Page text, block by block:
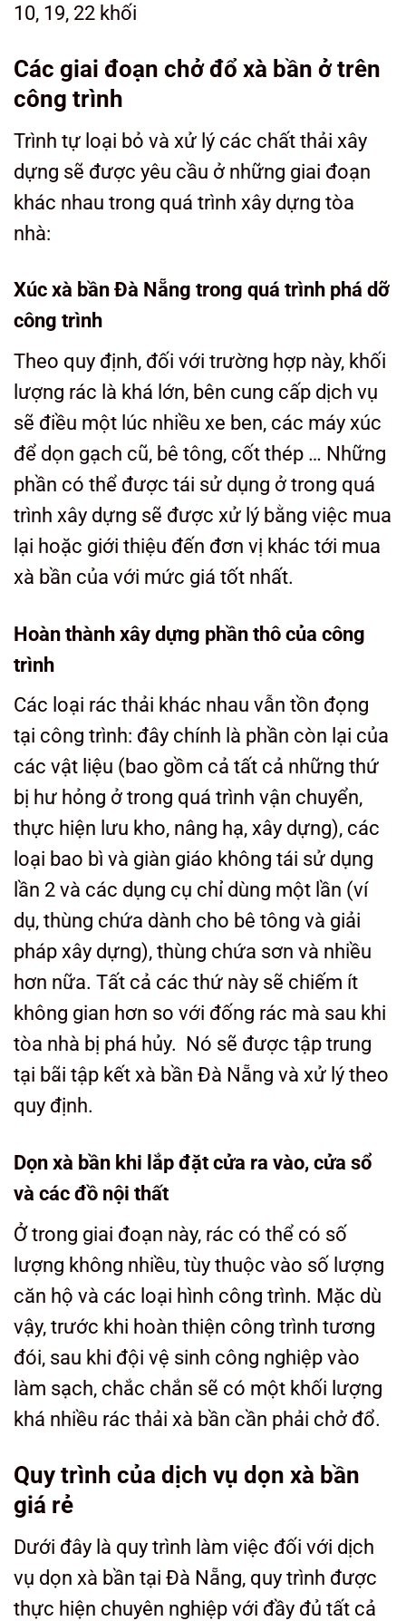
10, 19, 22 khối
Các giai đoạn chở đổ xà bần ở trên
công trình
Trình tự loại bỏ và xử lý các chất thải xây
dựng sẽ được yêu cầu ở những giai đoạn
khác nhau trong quá trình xây dựng tòa
nhà:
Xúc xà bần Đà Nẵng trong quá trình phá dỡ
công trình
Theo quy định, đối với trường hợp này, khối
lượng rác là khá lớn, bên cung cấp dịch vụ
sẽ điều một lúc nhiều xe ben, các máy xúc
để dọn gạch cũ, bê tông, cốt thép … Những
phần có thể được tái sử dụng ở trong quá
trình xây dựng sẽ được xử lý bằng việc mua
lại hoặc giới thiệu đến đơn vị khác tới mua
xà bần của với mức giá tốt nhất.
Hoàn thành xây dựng phần thô của công
trình
Các loại rác thải khác nhau vẫn tồn đọng
tại công trình: đây chính là phần còn lại của
các vật liệu (bao gồm cả tất cả những thứ
bị hư hỏng ở trong quá trình vận chuyển,
thực hiện lưu kho, nâng hạ, xây dựng), các
loại bao bì và giàn giáo không tái sử dụng
lần 2 và các dụng cụ chỉ dùng một lần (ví
dụ, thùng chứa dành cho bê tông và giải
pháp xây dựng), thùng chứa sơn và nhiều
hơn nữa. Tất cả các thứ này sẽ chiếm ít
không gian hơn so với đống rác mà sau khi
tòa nhà bị phá hủy. Nó sẽ được tập trung
tại bãi tập kết xà bần Đà Nẵng và xử lý theo
quy định.
Dọn xà bần khi lắp đặt cửa ra vào, cửa sổ
và các đồ nội thất
Ở trong giai đoạn này, rác có thể có số
lượng không nhiều, tùy thuộc vào số lượng
căn hộ và các loại hình công trình. Mặc dù
vậy, trước khi hoàn thiện công trình tương
đói, sau khi đội vệ sinh công nghiệp vào
làm sạch, chắc chắn sẽ có một khối lượng
khá nhiều rác thải xà bần cần phải chở đổ.
Quy trình của dịch vụ dọn xà bần
giá rẻ
Dưới đây là quy trình làm việc đối với dịch
vụ dọn xà bần tại Đà Nẵng, quy trình được
thực hiện chuyên nghiệp với đầy đủ tất cả